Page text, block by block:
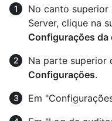
No canto
Server, clique na
Configurações da
Na parte superior
Configurações.
Em